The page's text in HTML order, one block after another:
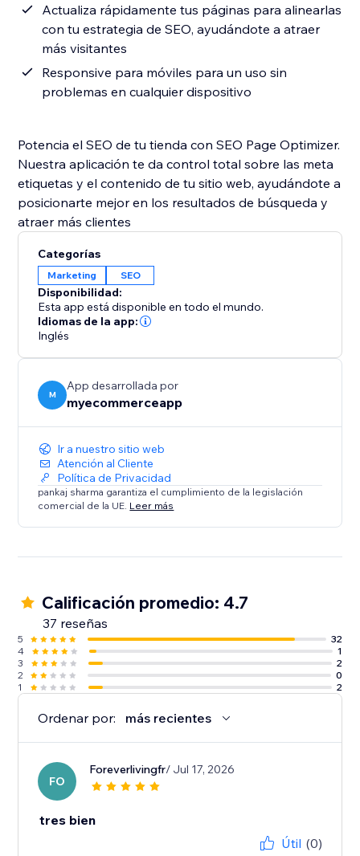
Actualiza rápidamente tus páginas para alinearlas
con tu estrategia de SEO, ayudándote a atraer
más visitantes
Responsive para móviles para un uso sin
problemas en cualquier dispositivo
Potencia el SEO de tu tienda con SEO Page Optimizer.
Nuestra aplicación te da control total sobre las meta
etiquetas y el contenido de tu sitio web, ayudándote a
posicionarte mejor en los resultados de búsqueda y
atraer más clientes
Categorías
Marketing SEO
Disponibilidad:
Esta app está disponible en todo el mundo.
Idiomas de la app:
Inglés
M
App desarrollada por
myecommerceapp
Ir a nuestro sitio web
Atención al Cliente
Política de Privacidad
pankaj sharma garantiza el cumplimiento de la legislación
comercial de la UE. Leer más
Calificación promedio: 4.7
37 reseñas
5
32
4
1
3
2
2
0
1
2
Ordenar por: más recientes
FO
Foreverlivingfr/ Jul 17, 2026
tres bien
Útil (0)